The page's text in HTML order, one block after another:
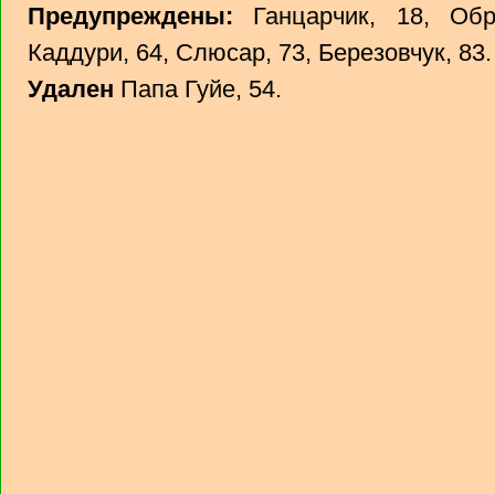
Предупреждены: Ганцарчик, 18,
Каддури, 64, Слюсар, 73, Березовчук, 83.
Удален Папа Гуйе, 54.